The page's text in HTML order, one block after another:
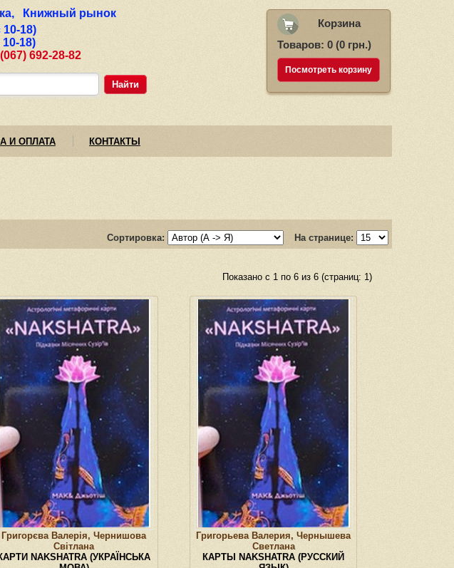
Книжный рынок
18)
18)
(067) 692-28-82
Найти
Корзина
Товаров: 0 (0 грн.)
Посмотреть корзину
И ОПЛАТА КОНТАКТЫ
На странице:
Сортировка:
Показано с 1 по 6 из 6 (страниц: 1)
Григорєва Валерія, Чернишова
Світлана
NAKSHATRA (УКРАЇНСЬКА
Григорьева Валерия, Чернышева
Светлана
КАРТЫ NAKSHATRA (РУССКИЙ